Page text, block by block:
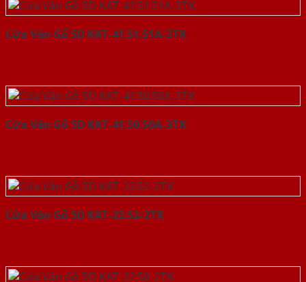
Cửa Vân Gỗ 5D KAT-41.51.51A-3TK
Cửa Vân Gỗ 5D KAT-41.50.50A-3TK
Cửa Vân Gỗ 5D KAT-22.52-2TK